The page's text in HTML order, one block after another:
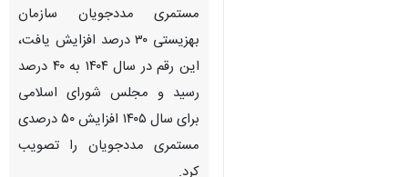
مستمری مددجویان سازمان
بهزیستی ۳۰ درصد افزایش یافت،
این رقم در سال ۱۴۰۴ به ۴۰ درصد
رسید و مجلس شورای اسلامی
برای سال ۱۴۰۵ افزایش ۵۰ درصدی
مستمری مددجویان را تصویب
کرد.